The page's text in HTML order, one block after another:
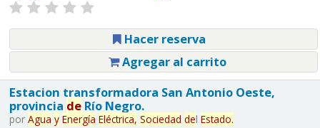
Hacer reserva
Agregar al carrito
Estacion transformadora San Antonio Oeste,
provincia deRío Negro.
por Agua y Energía Eléctrica, Sociedad del Estado.